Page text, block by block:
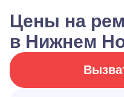
Цены на
в Нижнем